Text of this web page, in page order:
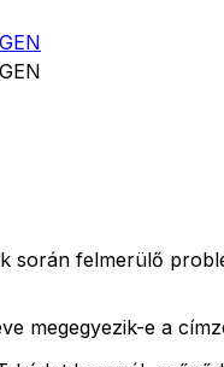
felmerülő
megegyezik-e a